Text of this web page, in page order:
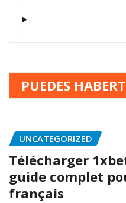
PUEDES
UNCATEGORIZED
Télécharger
guide complet
français